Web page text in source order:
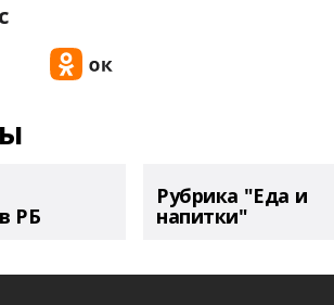
РБ
Рубрика "Еда и
напитки"